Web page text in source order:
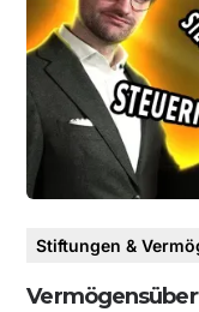
Stiftungen &